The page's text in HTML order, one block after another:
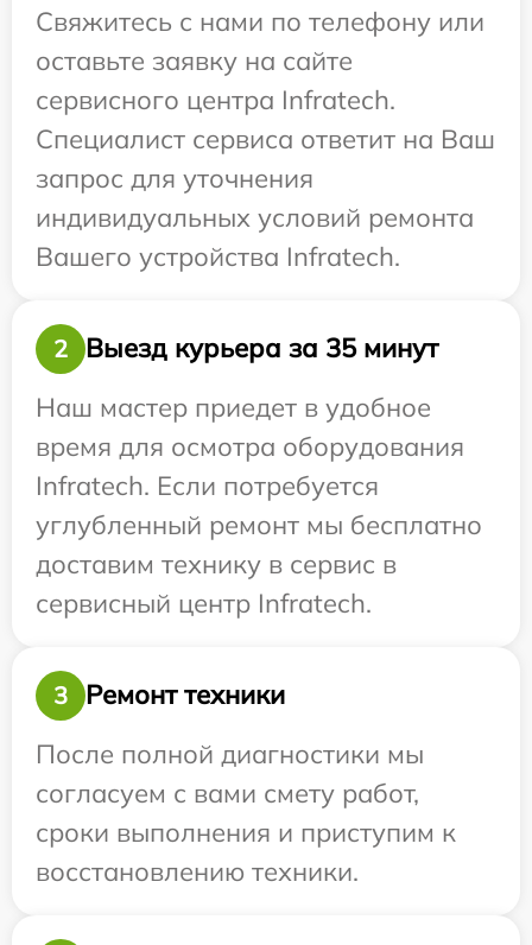
Свяжитесь с нами по телефону или
оставьте заявку на сайте
сервисного центра Infratech.
Специалист сервиса ответит на Ваш
запрос для уточнения
индивидуальных условий ремонта
Вашего устройства Infratech.
2
Выезд курьера за 35 минут
Наш мастер приедет в удобное
время для осмотра оборудования
Infratech. Если потребуется
углубленный ремонт мы бесплатно
доставим технику в сервис в
сервисный центр Infratech.
3
Ремонт техники
После полной диагностики мы
согласуем с вами смету работ,
сроки выполнения и приступим к
восстановлению техники.